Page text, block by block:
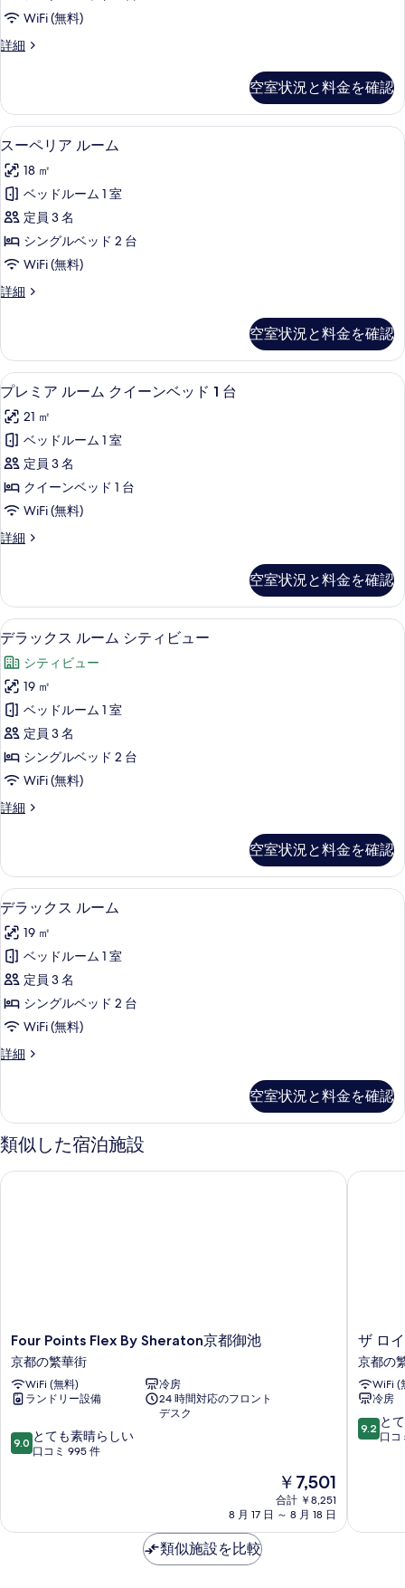
べ
て
真
を
表
示
す
る
ュ
ー
の
ド
ー
の
す
べ
て
の
写
真
を
表
る
WiFi (無料)
詳細
ス
ー
ド
ル
ム
の
詳
細
空室状況と料金を確認
ス
ー
ペ
リ
ア
ル
ム
す
べ
て
の
写
真
を
表
示
4
スーペリア ルーム
18 ㎡
ベッドルーム 1 室
定員 3 名
シングルベッド 2 台
WiFi (無料)
詳細
ス
ア
ル
ー
の
詳
細
空室状況と料金を確認
プ
レ
ミ
ア
ル
ー
ク
ー
ン
ベ
ッ
ド
台
の
す
べ
写
真
を
表
示
す
る
セーフティボックス (室内)、ノート
4
プレミア ルーム クイーンベッド 1 台
21 ㎡
ベッドルーム 1 室
定員 3 名
クイーンベッド 1 台
WiFi (無料)
詳細
プ
ル
ー
ム
イ
ー
ン
ベ
ッ
ド
台
の
詳
空室状況と料金を確認
デ
ラ
ッ
ク
ス
ル
ー
シ
ィ
ビ
ュ
ー
の
す
べ
て
の
を
表
示
セーフティボックス (室内)、ノート
5
デラックス ルーム シティビュー
シティビュー
19 ㎡
ベッドルーム 1 室
定員 3 名
シングルベッド 2 台
WiFi (無料)
詳細
デ
ス
ル
ー
シ
テ
ィ
ビ
ュ
ー
の
詳
空室状況と料金を確認
デ
ラ
ッ
ク
ス
ル
ム
す
べ
て
の
る
セーフティボックス (室内)、ノート
5
デラックス ルーム
19 ㎡
ベッドルーム 1 室
定員 3 名
シングルベッド 2 台
WiFi (無料)
詳細
デ
ス
ル
ー
の
空室状況と料金を確認
類似した宿泊施設
Four
Points
Flex
By
Sheraton
都
御
繁
Four Points Flex By Sheraton京都御池
京都の繁華街
WiFi (無料)
冷房
ランドリー設備
24 時間対応のフロント
デスク
10
段
て
9.0 とても素晴らしい
口コミ 995 件
現
在
の
￥7,501
合計 ￥8,251
8 月 17 日 ～ 8 月 18 日
Four Points Flex By Sheraton京都御池
ザ
ロ
イ
ヤ
ル
パ
ー
都
ザ ロ
京都の
WiFi (
冷房
10
段
も
9.2 と
口コ
ザ ロイ
類似施設を比較